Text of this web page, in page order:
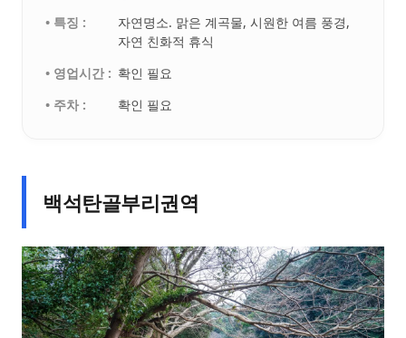
• 특징 :
자연명소. 맑은 계곡물, 시원한 여름 풍경,
자연 친화적 휴식
• 영업시간 : 확인 필요
• 주차 :
확인 필요
백석탄골부리권역